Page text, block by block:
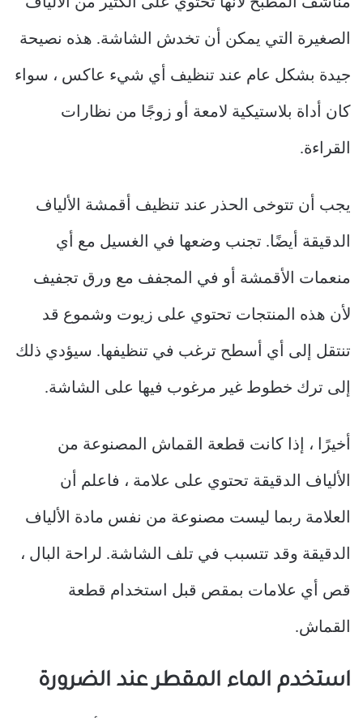
الصغيرة التي يمكن أن تخدش الشاشة. هذه نصيحة
جيدة بشكل عام عند تنظيف أي شيء عاكس ، سواء
كان أداة بلاستيكية لامعة أو زوجًا من نظارات
القراءة.
يجب أن تتوخى الحذر عند تنظيف أقمشة الألياف
الدقيقة أيضًا. تجنب وضعها في الغسيل مع أي
منعمات الأقمشة أو في المجفف مع ورق تجفيف
لأن هذه المنتجات تحتوي على زيوت وشموع قد
تنتقل إلى أي أسطح ترغب في تنظيفها. سيؤدي ذلك
إلى ترك خطوط غير مرغوب فيها على الشاشة.
أخيرًا ، إذا كانت قطعة القماش المصنوعة من
الألياف الدقيقة تحتوي على علامة ، فاعلم أن
العلامة ربما ليست مصنوعة من نفس مادة الألياف
الدقيقة وقد تتسبب في تلف الشاشة. لراحة البال ،
قص أي علامات بمقص قبل استخدام قطعة
القماش.
استخدم الماء المقطر عند الضرورة